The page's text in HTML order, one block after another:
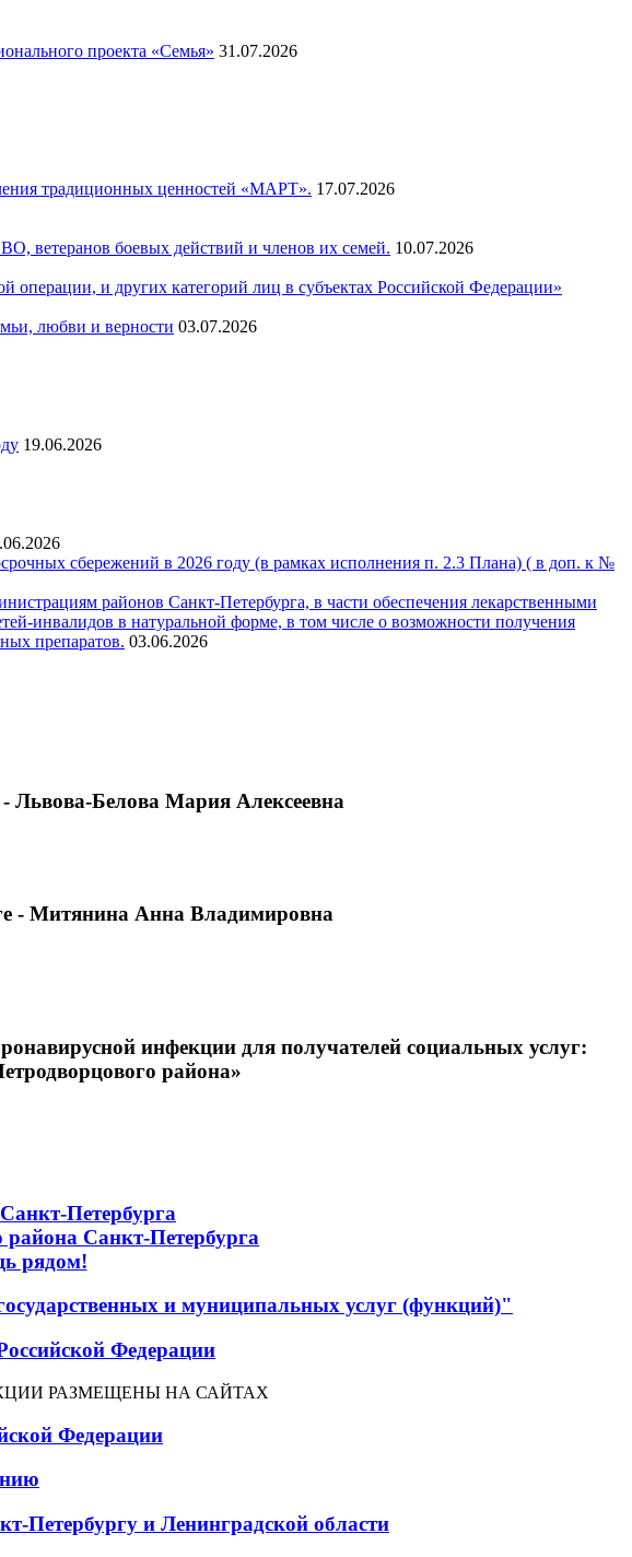
проекта «Семья» 31.07.2026
традиционных ценностей «МАРТ». 17.07.2026
ветеранов боевых действий и членов их семей. 10.07.2026
и других категорий лиц в субъектах Российской Федерации»
любви и верности 03.07.2026
19.06.2026
сбережений в 2026 году (в рамках исполнения п. 2.3 Плана) ( в доп. к №
районов Санкт-Петербурга, в части обеспечения лекарственными
инвалидов в натуральной форме, в том числе о возможности получения
препаратов. 03.06.2026
Львова-Белова Мария Алексеевна
- Митянина Анна Владимировна
инфекции для получателей социальных услуг:
района»
Петербурга
Санкт-Петербурга
рядом!
и муниципальных услуг (функций)"
Федерации
РАЗМЕЩЕНЫ НА САЙТАХ
Федерации
Петербургу и Ленинградской области